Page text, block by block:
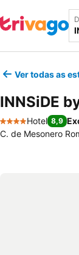
Ver todas as
INNSiDE
4 Estrelas
Hotel 8,9
C. de Mesonero